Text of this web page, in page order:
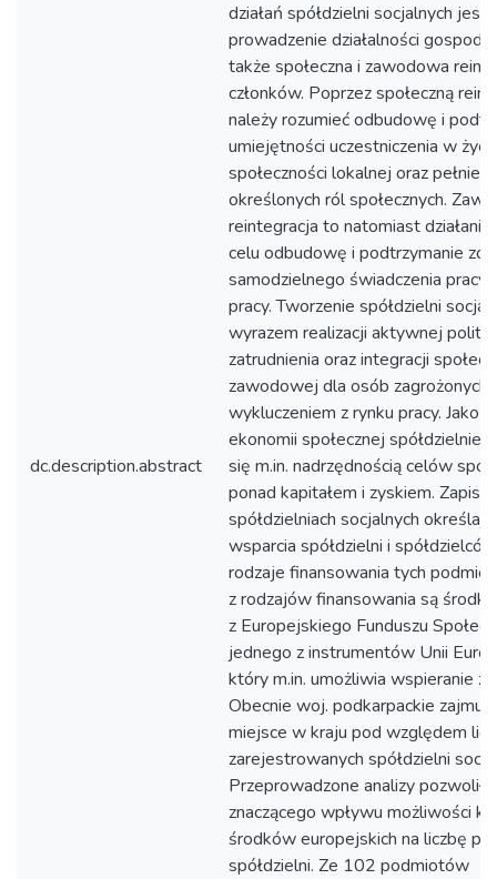
dc.description.abstract
działań spółdzielni socjalnych jest
prowadzenie działalności
także społeczna i zawodowa
członków. Poprzez społeczną
należy rozumieć odbudowę i
umiejętności uczestniczenia w życiu
społeczności lokalnej oraz
określonych ról społecznych.
reintegracja to natomiast działania
celu odbudowę i podtrzymanie
samodzielnego świadczenia pracy
pracy. Tworzenie spółdzielni
wyrazem realizacji aktywnej
zatrudnienia oraz integracji
zawodowej dla osób zagrożonych
wykluczeniem z rynku pracy. Jako
ekonomii społecznej spółdzielnie
się m.in. nadrzędnością celów
ponad kapitałem i zyskiem.
spółdzielniach socjalnych
wsparcia spółdzielni i
rodzaje finansowania tych
z rodzajów finansowania są środki
z Europejskiego Funduszu
jednego z instrumentów Unii
który m.in. umożliwia wspieranie
Obecnie woj. podkarpackie
miejsce w kraju pod względem
zarejestrowanych spółdzielni
Przeprowadzone analizy
znaczącego wpływu możliwości
środków europejskich na liczbę
spółdzielni. Ze 102 podmiotów